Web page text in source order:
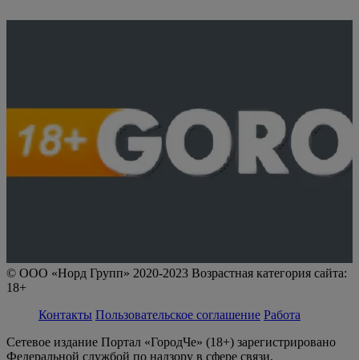
© ООО «Норд Групп» 2020-2023 Возрастная категория сайта:
18+
Контакты Пользовательское соглашение Работа
Сетевое издание Портал «ГородЧе» (18+) зарегистрировано
Федеральной службой по надзору в сфере связи,